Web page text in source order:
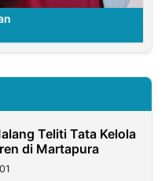
Teliti Tata Kelola
di Martapura